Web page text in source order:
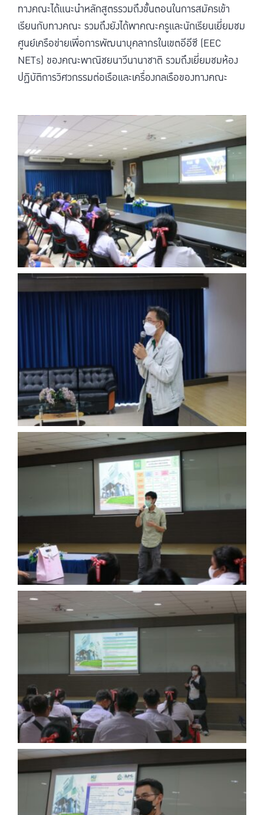
ทางคณะได้แนะนำหลักสูตรรวมถึงขั้นตอนในการสมัครเข้า
เรียนกับทางคณะ รวมถึงยังได้พาคณะครูและนักเรียนเยี่ยมชม
ศูนย์เครือข่ายเพื่อการพัฒนาบุคลากรในเขตอีอีซี (EEC
NETs) ของคณะพาณิชยนาวีนานาชาติ รวมถึงเยี่ยมชมห้อง
ปฏิบัติการวิศวกรรมต่อเรือและเครื่องกลเรือของทางคณะ